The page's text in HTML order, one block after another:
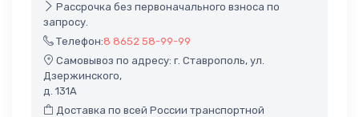
Рассрочка без первоначального взноса по
запросу.
Телефон:8 8652 58-99-99
Самовывоз по адресу: г. Ставрополь, ул.
Дзержинского,
д. 131А
Доставка по всей России транспортной